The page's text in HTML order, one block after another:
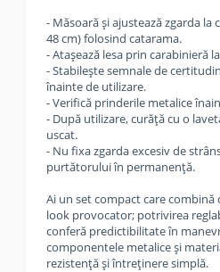
- Măsoară și ajustează zgarda
48 cm) folosind catarama.
- Atașează lesa prin carabinieră
- Stabilește semnale de
înainte de utilizare.
- Verifică prinderile metalice
- După utilizare, curăță cu o
uscat.
- Nu fixa zgarda excesiv de
purtătorului în permanență.
Ai un set compact care
look provocator; potrivirea
conferă predictibilitate în
componentele metalice și
rezistență și întreținere simplă.